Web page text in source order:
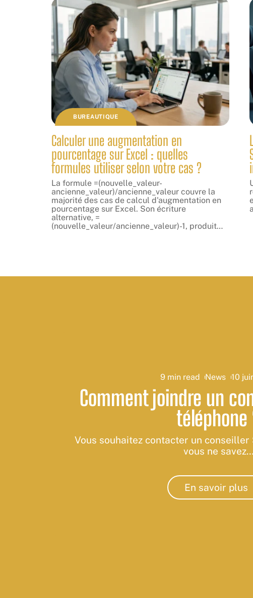
BUREAUTIQUE
Calculer une augmentation en
pourcentage sur Excel : quelles
formules utiliser selon votre cas ?
La formule =(nouvelle_valeur-
ancienne_valeur)/ancienne_valeur couvre la
majorité des cas de calcul d'augmentation en
pourcentage sur Excel. Son écriture
alternative, =
(nouvelle_valeur/ancienne_valeur)-1, produit…
9 min read News 10
Comment joindre un
téléphone
Vous souhaitez contacter un conseiller
vous ne savez…
En savoir plus